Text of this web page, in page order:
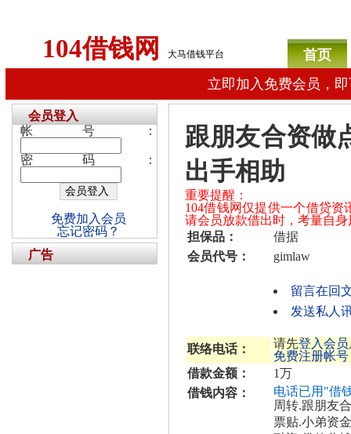
104借钱网 大马借钱平台
首页
立即加入免费会员，
跟朋友合资做
出手相助
重要提醒：
104借钱网仅提供一个借贷
请会员放款借出时，考量自
担保品：
借据
会员代号：
gimlaw
留言在回
发送私人
联络电话： 请先登入会员
免费注册帐号
借款金额：
1万
借钱内容：
电话已用"借
周转.跟朋友
票贴.小弟资
会员登入
帐号：
密码：
免费加入会员
忘记密码？
广告